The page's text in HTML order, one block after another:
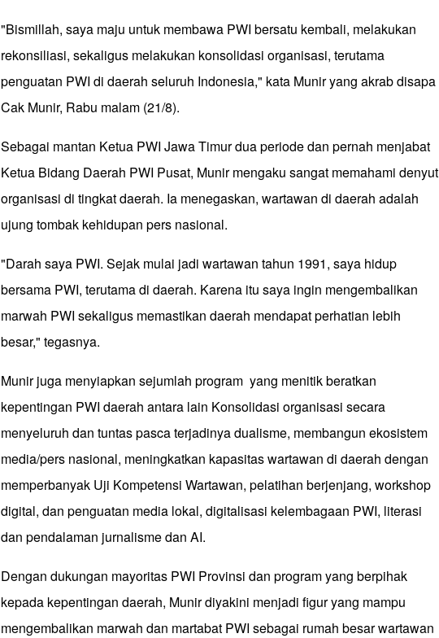
"Bismillah, saya maju untuk membawa PWI bersatu kembali, melakukan
rekonsiliasi, sekaligus melakukan konsolidasi organisasi, terutama
penguatan PWI di daerah seluruh Indonesia," kata Munir yang akrab disapa
Cak Munir, Rabu malam (21/8).
Sebagai mantan Ketua PWI Jawa Timur dua periode dan pernah menjabat
Ketua Bidang Daerah PWI Pusat, Munir mengaku sangat memahami denyut
organisasi di tingkat daerah. Ia menegaskan, wartawan di daerah adalah
ujung tombak kehidupan pers nasional.
"Darah saya PWI. Sejak mulai jadi wartawan tahun 1991, saya hidup
bersama PWI, terutama di daerah. Karena itu saya ingin mengembalikan
marwah PWI sekaligus memastikan daerah mendapat perhatian lebih
besar," tegasnya.
Munir juga menyiapkan sejumlah program yang menitik beratkan
kepentingan PWI daerah antara lain Konsolidasi organisasi secara
menyeluruh dan tuntas pasca terjadinya dualisme, membangun ekosistem
media/pers nasional, meningkatkan kapasitas wartawan di daerah dengan
memperbanyak Uji Kompetensi Wartawan, pelatihan berjenjang, workshop
digital, dan penguatan media lokal, digitalisasi kelembagaan PWI, literasi
dan pendalaman jurnalisme dan AI.
Dengan dukungan mayoritas PWI Provinsi dan program yang berpihak
kepada kepentingan daerah, Munir diyakini menjadi figur yang mampu
mengembalikan marwah dan martabat PWI sebagai rumah besar wartawan